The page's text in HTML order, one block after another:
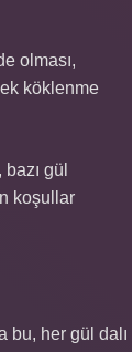
olması,
köklenme
gül
koşullar
bu, her gül dalı